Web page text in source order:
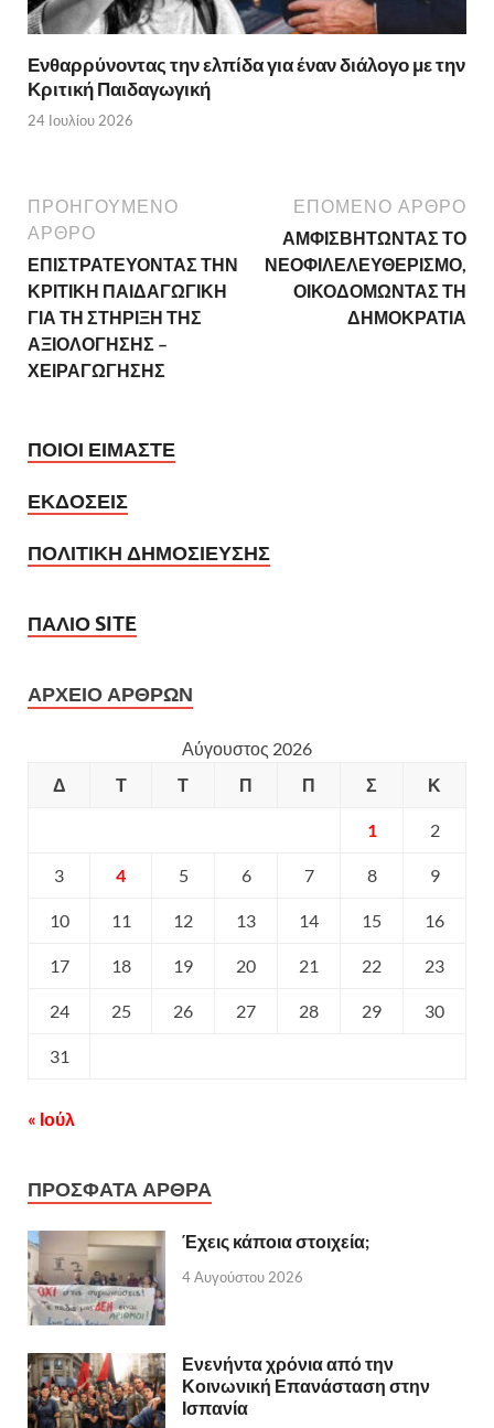
Ενθαρρύνοντας την ελπίδα για έναν διάλογο με την
Κριτική Παιδαγωγική
24 Ιουλίου 2026
ΠΡΟΗΓΟΥΜΕΝΟ
ΑΡΘΡΟ
ΕΠΙΣΤΡΑΤΕΥΟΝΤΑΣ ΤΗΝ
ΚΡΙΤΙΚΗ ΠΑΙΔΑΓΩΓΙΚΗ
ΓΙΑ ΤΗ ΣΤΗΡΙΞΗ ΤΗΣ
ΑΞΙΟΛΟΓΗΣΗΣ –
ΧΕΙΡΑΓΩΓΗΣΗΣ
ΕΠΟΜΕΝΟ ΑΡΘΡΟ
ΑΜΦΙΣΒΗΤΩΝΤΑΣ ΤΟ
ΝΕΟΦΙΛΕΛΕΥΘΕΡΙΣΜΟ,
ΟΙΚΟΔΟΜΩΝΤΑΣ ΤΗ
ΔΗΜΟΚΡΑΤΙΑ
ΠΟΙΟΙ ΕΙΜΑΣΤΕ
ΕΚΔΟΣΕΙΣ
ΠΟΛΙΤΙΚΗ ΔΗΜΟΣΙΕΥΣΗΣ
ΠΑΛΙΟ SITE
ΑΡΧΕΙΟ ΑΡΘΡΩΝ
Αύγουστος 2026
Δ
Τ Τ Π Π Σ Κ
1 2
3 4 5 6 7 8 9
10 11 12 13 14 15 16
17 18 19 20 21 22 23
24 25 26 27 28 29 30
31
« Ιούλ
ΠΡΟΣΦΑΤΑ ΑΡΘΡΑ
Έχεις κάποια στοιχεία;
4 Αυγούστου 2026
Ενενήντα χρόνια από την
Κοινωνική Επανάσταση στην
Ισπανία